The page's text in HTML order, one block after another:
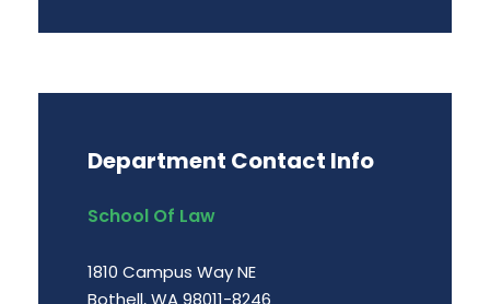
Department Contact Info
School Of Law
1810 Campus Way NE
Bothell, WA 98011-8246